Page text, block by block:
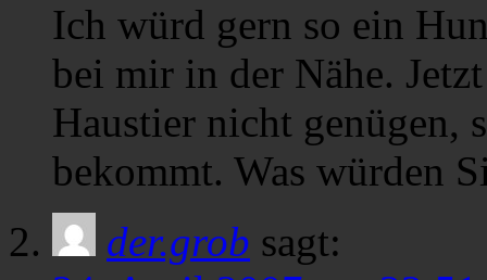
Ich würd gern so ein
bei mir in der Nähe.
Haustier nicht genügen,
bekommt. Was würden
der.grob sagt: